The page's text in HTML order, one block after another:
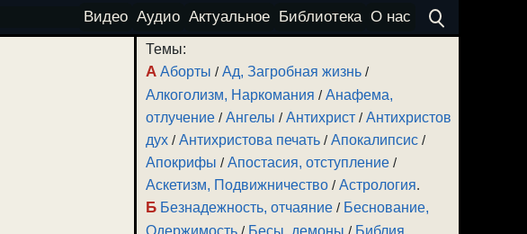
Видео Аудио Актуальное Библиотека О нас
Темы:
А Аборты /Ад, Загробная жизнь /
Алкоголизм, Наркомания /Анафема,
отлучение /Ангелы /Антихрист /Антихристов
дух /Антихристова печать /Апокалипсис /
Апокрифы /Апостасия, отступление /
Аскетизм, Подвижничество /Астрология.
Б Безнадежность, отчаяние / Беснование,
Одержимость / Бесы, демоны / Библия,